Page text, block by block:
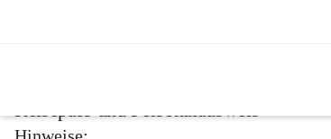
Reisepass und Personalausweis